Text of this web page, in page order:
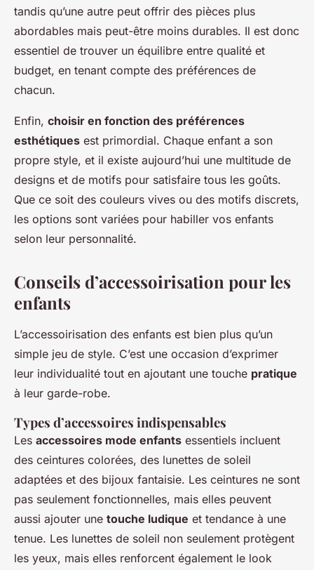
tandis qu’une autre peut offrir des pièces plus
abordables mais peut-être moins durables. Il est donc
essentiel de trouver un équilibre entre qualité et
budget, en tenant compte des préférences de
chacun.
Enfin, choisir en fonction des préférences
esthétiques est primordial. Chaque enfant a son
propre style, et il existe aujourd’hui une multitude de
designs et de motifs pour satisfaire tous les goûts.
Que ce soit des couleurs vives ou des motifs discrets,
les options sont variées pour habiller vos enfants
selon leur personnalité.
Conseils d’accessoirisation pour les
enfants
L’accessoirisation des enfants est bien plus qu’un
simple jeu de style. C’est une occasion d’exprimer
leur individualité tout en ajoutant une touche pratique
à leur garde-robe.
Types d’accessoires indispensables
Les accessoires mode enfants essentiels incluent
des ceintures colorées, des lunettes de soleil
adaptées et des bijoux fantaisie. Les ceintures ne sont
pas seulement fonctionnelles, mais elles peuvent
aussi ajouter une touche ludique et tendance à une
tenue. Les lunettes de soleil non seulement protègent
les yeux, mais elles renforcent également le look